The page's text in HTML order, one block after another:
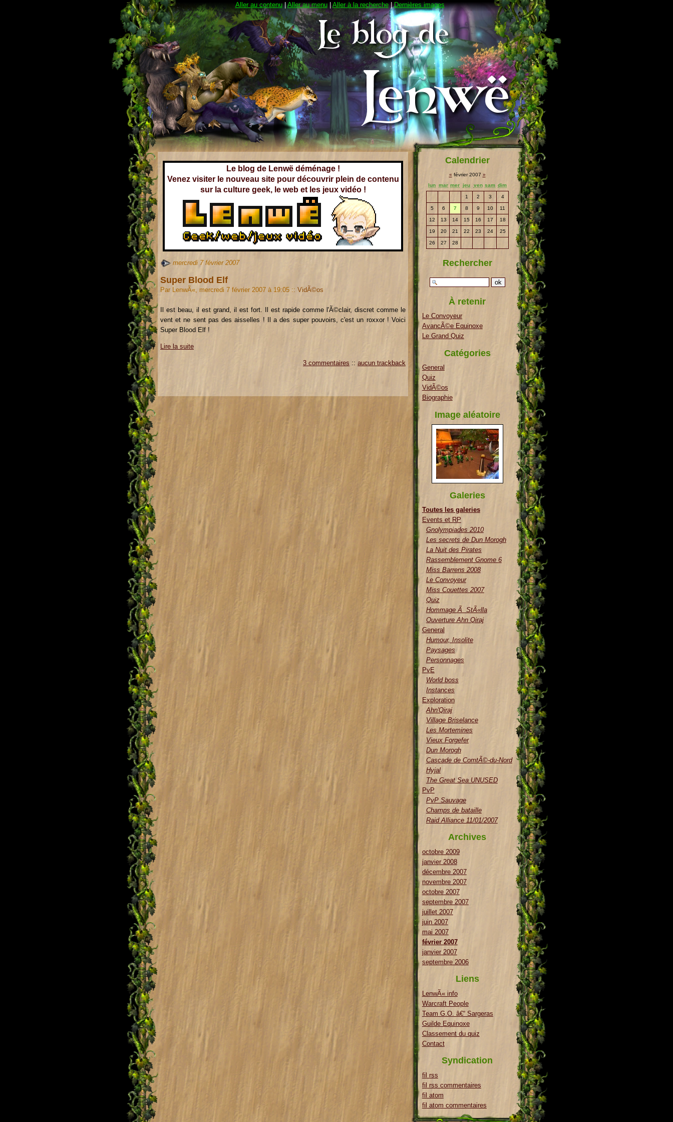
Aller au contenu|Aller au menu|Aller à la recherche|Dernières images
Le blog de Lenwë déménage !
Venez visiter le nouveau site pour découvrir plein de contenu
sur la culture geek, le web et les jeux vidéo !
mercredi 7 février 2007
Super Blood Elf
Par LenwÃ«, mercredi 7 février 2007 à 19:05 :: VidÃ©os
Il est beau, il est grand, il est fort. Il est rapide comme l'Ã©clair, discret comme le
vent et ne sent pas des aisselles ! Il a des super pouvoirs, c'est un roxxor ! Voici
Super Blood Elf !
Lire la suite
3 commentaires :: aucun trackback
Calendrier
« février 2007 »
lun mar mer jeu ven sam dim
1 2 3 4
5 6 7 8 9 10 11
12 13 14 15 16 17 18
19 20 21 22 23 24 25
26 27 28
Rechercher
À retenir
Le Convoyeur
AvancÃ©e Equinoxe
Le Grand Quiz
Catégories
General
Quiz
VidÃ©os
Biographie
Image aléatoire
Galeries
Toutes les galeries
Events et RP
Gnolympiades 2010
Les secrets de Dun Morogh
La Nuit des Pirates
Rassemblement Gnome 6
Miss Barrens 2008
Le Convoyeur
Miss Couettes 2007
Quiz
Hommage Ã StÃ«lla
Ouverture Ahn Qiraj
General
Humour, Insolite
Paysages
Personnages
PvE
World boss
Instances
Exploration
Ahn'Qiraj
Village Briselance
Les Mortemines
Vieux Forgefer
Dun Morogh
Cascade de ComtÃ©-du-Nord
Hyjal
The Great Sea UNUSED
PvP
PvP Sauvage
Champs de bataille
Raid Alliance 11/01/2007
Archives
octobre 2009
janvier 2008
décembre 2007
novembre 2007
octobre 2007
septembre 2007
juillet 2007
juin 2007
mai 2007
février 2007
janvier 2007
septembre 2006
Liens
LenwÃ« info
Warcraft People
Team G.O. â€“ Sargeras
Guilde Equinoxe
Classement du quiz
Contact
Syndication
fil rss
fil rss commentaires
fil atom
fil atom commentaires